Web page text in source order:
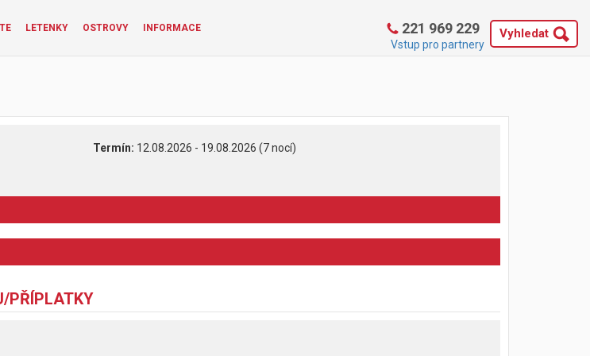
LETENKY OSTROVY INFORMACE 221 969 229 Vyhledat
Vstup pro partnery
Termín: 12.08.2026 - 19.08.2026 (7 nocí)
PŘÍPLATKY